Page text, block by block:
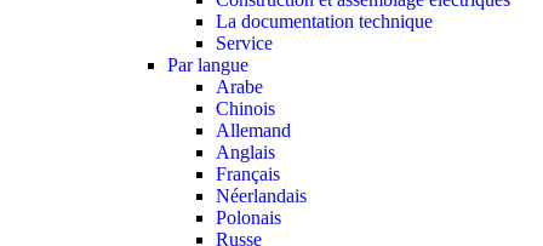
La documentation technique
Service
Par langue
Arabe
Chinois
Allemand
Anglais
Français
Néerlandais
Polonais
Russe